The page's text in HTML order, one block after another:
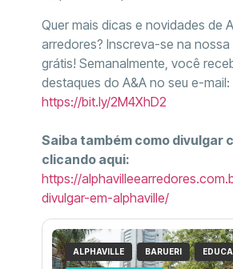
Quer mais dicas e novidades de
arredores? Inscreva-se na nossa
grátis! Semanalmente, você
destaques do A&A no seu e-mail:
https://bit.ly/2M4XhD2
Saiba também como divulgar
clicando aqui:
https://
divulgar-em-alphaville/
ALPHAVILLE BARUERI